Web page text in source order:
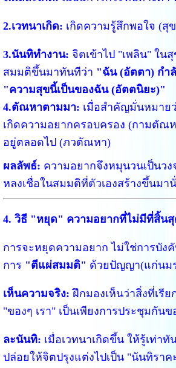
2.เวทนาเกิด: เกิดความรู้สึกพอใจ (สุ
3.นันทิทำงาน: จิตเข้าไป "เพลิน" ใน
สมมติขึ้นมาทันทีว่า "ฉัน (อัตตา) กำ
"ความสุขนี้เป็นของฉัน (อัตตนิยะ)"
4.ตัณหาตามมา: เมื่อสำคัญมั่นหมาย
เกิดความอยากครอบครอง (กามตัณ
อยู่ตลอดไป (ภวตัณหา)
ผลลัพธ์: ความอยากจึงหมุนวนเป็นวง
หลงเชื่อในสมมติที่ตัวเองสร้างขึ้นมา
4. วิธี "หยุด" ความอยากที่ไม่มีที่สิ้น
การจะหยุดความอยาก ไม่ใช่การบัง
การ "ตีแผ่สมมติ" ด้วยปัญญา(แก่นม
เห็นความจริง: ฝึกมองเห็นว่าสิ่งที่เรีย
"ของๆ เรา" เป็นเพียงการประชุมกัน
ละนันทิ: เมื่อเวทนาเกิดขึ้น ให้รู้เท่าทั
ปล่อยให้จิตปรุงแต่งไปเป็น "นันทิราค